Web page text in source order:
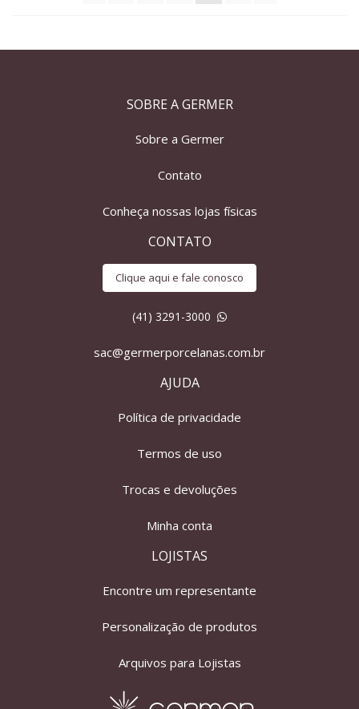
SOBRE A GERMER
Sobre a Germer
Contato
Conheça nossas lojas físicas
CONTATO
Clique aqui e fale conosco
(41) 3291-3000
sac@germerporcelanas.com.br
AJUDA
Política de privacidade
Termos de uso
Trocas e devoluções
Minha conta
LOJISTAS
Encontre um representante
Personalização de produtos
Arquivos para Lojistas